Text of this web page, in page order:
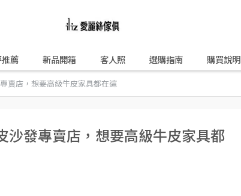
薦 新品開箱 客人照 選購指南 購買說明
賣店，想要高級牛皮家具都在這
沙發專賣店，想要高級牛皮家具都